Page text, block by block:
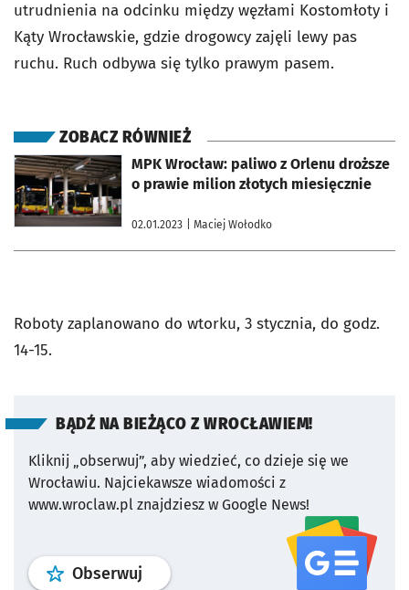
utrudnienia na odcinku między węzłami Kostomłoty i
Kąty Wrocławskie, gdzie drogowcy zajęli lewy pas
ruchu. Ruch odbywa się tylko prawym pasem.
ZOBACZ RÓWNIEŻ
MPK Wrocław: paliwo z Orlenu droższe
o prawie milion złotych miesięcznie
02.01.2023 | Maciej Wołodko
otworzy się w nowej karcie
Roboty zaplanowano do wtorku, 3 stycznia, do godz.
14-15.
BĄDŹ NA BIEŻĄCO Z WROCŁAWIEM!
Kliknij „obserwuj”, aby wiedzieć, co dzieje się we
Wrocławiu. Najciekawsze wiadomości z
www.wroclaw.pl znajdziesz w Google News!
Obserwuj profil serwisu